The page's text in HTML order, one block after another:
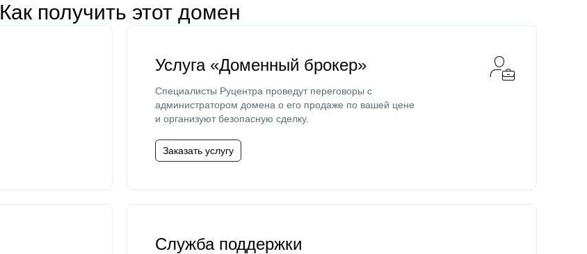
Как получить этот домен
Услуга «Доменный брокер»
Специалисты Руцентра проведут переговоры с
администратором домена о его продаже по вашей цене
и организуют безопасную сделку.
Заказать услугу
Служба поддержки